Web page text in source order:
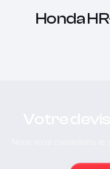
Honda